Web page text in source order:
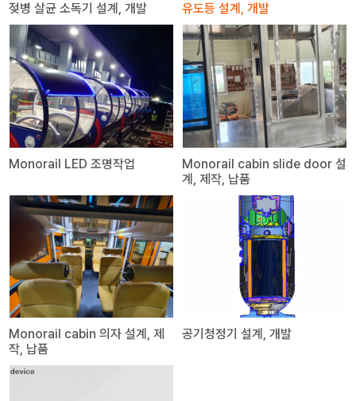
젖병 살균 소독기 설계, 개발 유도등 설계, 개발
Monorail LED 조명작업
Monorail cabin slide door 설
계, 제작, 납품
Monorail cabin 의자 설계, 제
작, 납품
공기청정기 설계, 개발